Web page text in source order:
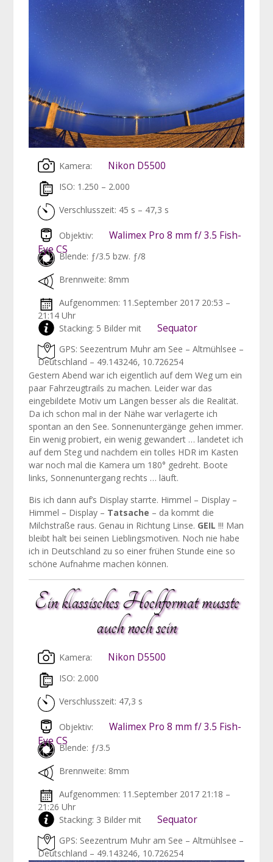
Kamera: Nikon D5500
ISO: 1.250 – 2.000
Verschlusszeit: 45 s – 47,3 s
Objektiv:
Walimex Pro 8 mm f/ 3.5 Fish-
Eye CS
Blende: ƒ/3.5 bzw. ƒ/8
Brennweite: 8mm
Aufgenommen: 11.September 2017 20:53 –
21:14 Uhr
Stacking: 5 Bilder mit
Sequator
GPS: Seezentrum Muhr am See – Altmühlsee –
Deutschland – 49.143246, 10.726254
Gestern Abend war ich eigentlich auf dem Weg um ein
paar Fahrzeugtrails zu machen. Leider war das
eingebildete Motiv um Längen besser als die Realität.
Da ich schon mal in der Nähe war verlagerte ich
spontan an den See. Sonnenuntergänge gehen immer.
Ein wenig probiert, ein wenig gewandert … landetet ich
auf dem Steg und nachdem ein tolles HDR im Kasten
war noch mal die Kamera um 180° gedreht. Boote
links, Sonnenuntergang rechts … läuft.
Bis ich dann auf’s Display starrte. Himmel – Display –
Himmel – Display – Tatsache – da kommt die
Milchstraße raus. Genau in Richtung Linse. GEIL !!! Man
bleibt halt bei seinen Lieblingsmotiven. Noch nie habe
ich in Deutschland zu so einer frühen Stunde eine so
schöne Aufnahme machen können.
Ein klassisches Hochformat musste
auch noch sein
Kamera: Nikon D5500
ISO: 2.000
Verschlusszeit: 47,3 s
Objektiv:
Walimex Pro 8 mm f/ 3.5 Fish-
Eye CS
Blende: ƒ/3.5
Brennweite: 8mm
Aufgenommen: 11.September 2017 21:18 –
21:26 Uhr
Stacking: 3 Bilder mit
Sequator
GPS: Seezentrum Muhr am See – Altmühlsee –
Deutschland – 49.143246, 10.726254